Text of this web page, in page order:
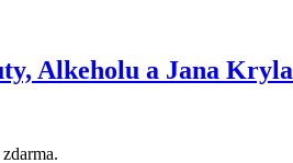
Alkeholu a Jana Kryla